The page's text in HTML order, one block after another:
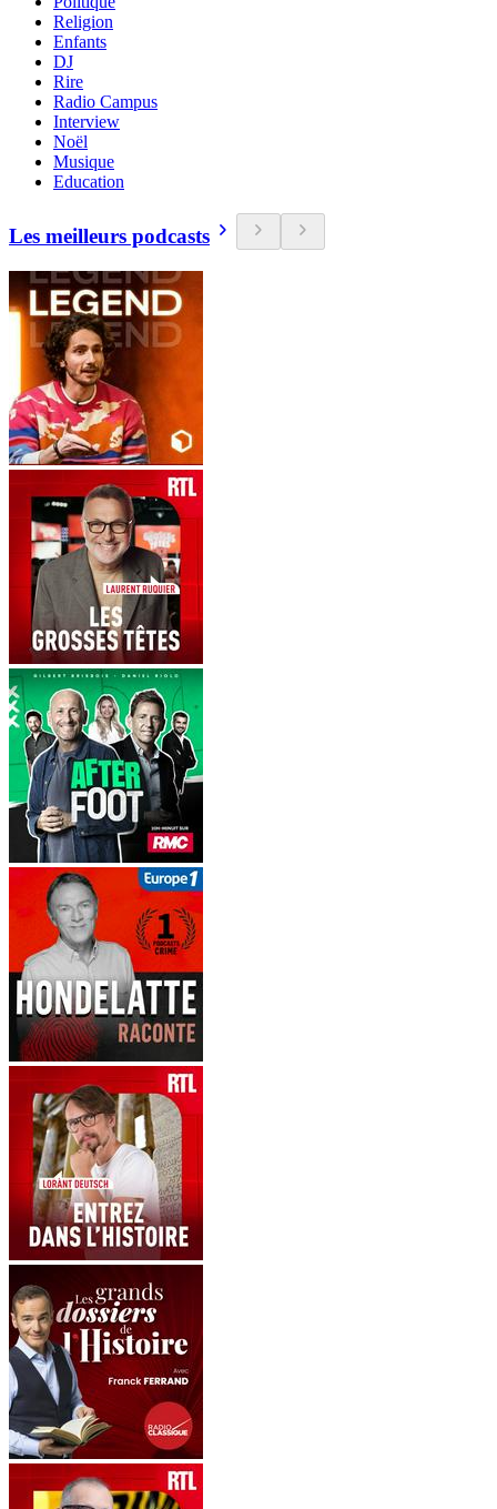
Religion
Enfants
DJ
Rire
Radio Campus
Interview
Noël
Musique
Education
Les meilleurs podcasts